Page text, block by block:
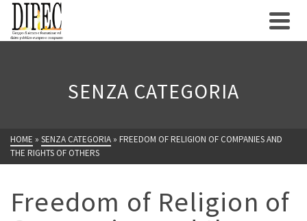
SENZA CATEGORIA
HOME » SENZA CATEGORIA » FREEDOM OF RELIGION OF COMPANIES AND
THE RIGHTS OF OTHERS
Freedom of Religion of